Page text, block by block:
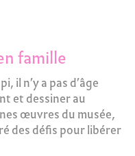
famille
il n’y a pas d’âge
et dessiner au
œuvres du musée,
des défis pour libérer